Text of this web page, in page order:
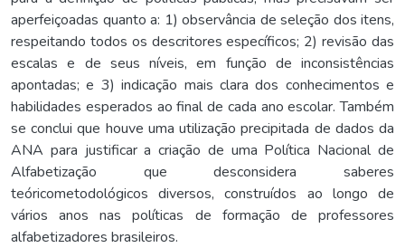
aperfeiçoadas quanto a: 1) observância de seleção dos itens,
respeitando todos os descritores específicos; 2) revisão das
escalas e de seus níveis, em função de inconsistências
apontadas; e 3) indicação mais clara dos conhecimentos e
habilidades esperados ao final de cada ano escolar. Também
se conclui que houve uma utilização precipitada de dados da
ANA para justificar a criação de uma Política Nacional de
Alfabetização que desconsidera saberes
teóricometodológicos diversos, construídos ao longo de
vários anos nas políticas de formação de professores
alfabetizadores brasileiros.